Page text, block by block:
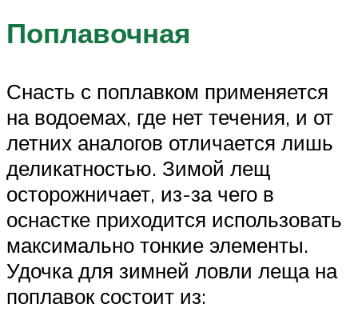
Поплавочная
Снасть с поплавком применяется
на водоемах, где нет течения, и от
летних аналогов отличается лишь
деликатностью. Зимой лещ
осторожничает, из-за чего в
оснастке приходится использовать
максимально тонкие элементы.
Удочка для зимней ловли леща на
поплавок состоит из: